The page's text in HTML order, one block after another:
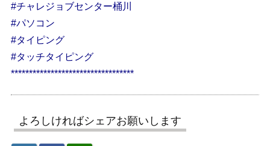
#チャレジョブセンター桶川
#パソコン
#タイピング
#タッチタイピング
**********************************
よろしければシェアお願いします